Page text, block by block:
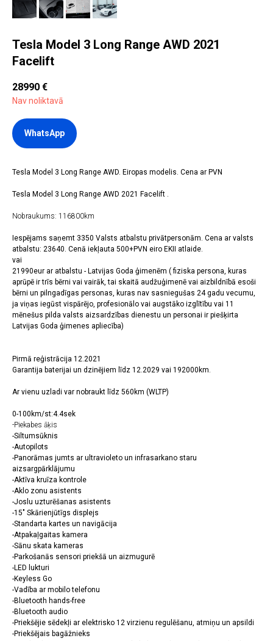
Tesla Model 3 Long Range AWD 2021
Facelift
28990 €
Nav noliktavā
WhatsApp
Tesla Model 3 Long Range AWD. Eiropas modelis. Cena ar PVN
Tesla Model 3 Long Range AWD 2021 Facelift .
Nobraukums: 116800km
Iespējams saņemt 3350 Valsts atbalstu privātpersonām. Cena ar valsts
atbalstu: 23640. Cenā iekļauta 500+PVN eiro EKII atlaide.
vai
21990eur ar atbalstu - Latvijas Goda ģimenēm ( fiziska persona, kuras
aprūpē ir trīs bērni vai vairāk, tai skaitā audžuģimenē vai aizbildnībā esoši
bērni un pilngadīgas personas, kuras nav sasniegušas 24 gadu vecumu,
ja viņas iegūst vispārējo, profesionālo vai augstāko izglītību vai 11
mēnešus pilda valsts aizsardzības dienestu un personai ir piešķirta
Latvijas Goda ģimenes apliecība)
Pirmā reģistrācija 12.2021
Garantija baterijai un dzinējiem līdz 12.2029 vai 192000km.
Ar vienu uzladi var nobraukt līdz 560km (WLTP)
0-100km/st:4.4sek
-Piekabes āķis
-Siltumsūknis
-Autopilots
-Panorāmas jumts ar ultravioleto un infrasarkano staru
aizsargpārklājumu
-Aktīva kruīza kontrole
-Aklo zonu asistents
-Joslu uzturēšanas asistents
-15" Skārienjūtīgs displejs
-Standarta kartes un navigācija
-Atpakaļgaitas kamera
-Sānu skata kameras
-Parkošanās sensori priekšā un aizmugurē
-LED lukturi
-Keyless Go
-Vadība ar mobilo telefonu
-Bluetooth hands-free
-Bluetooth audio
-Priekšējie sēdekļi ar elektrisko 12 virzienu regulēšanu, atmiņu un apsildi
-Priekšējais bagāžnieks